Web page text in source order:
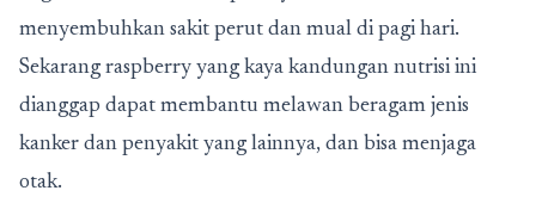
menyembuhkan sakit perut dan mual di pagi hari.
Sekarang raspberry yang kaya kandungan nutrisi ini
dianggap dapat membantu melawan beragam jenis
kanker dan penyakit yang lainnya, dan bisa menjaga
otak.